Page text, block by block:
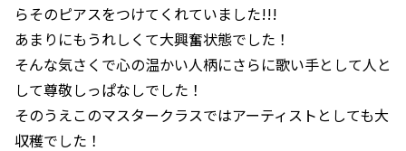
らそのピアスをつけてくれていました!!!
あまりにもうれしくて大興奮状態でした！
そんな気さくで心の温かい人柄にさらに歌い手として人と
して尊敬しっぱなしでした！
そのうえこのマスタークラスではアーティストとしても大
収穫でした！